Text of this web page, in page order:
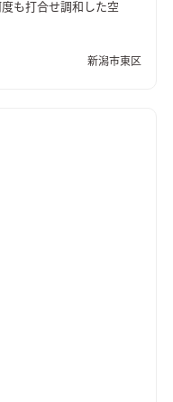
も打合せ調和した空
新潟市東区